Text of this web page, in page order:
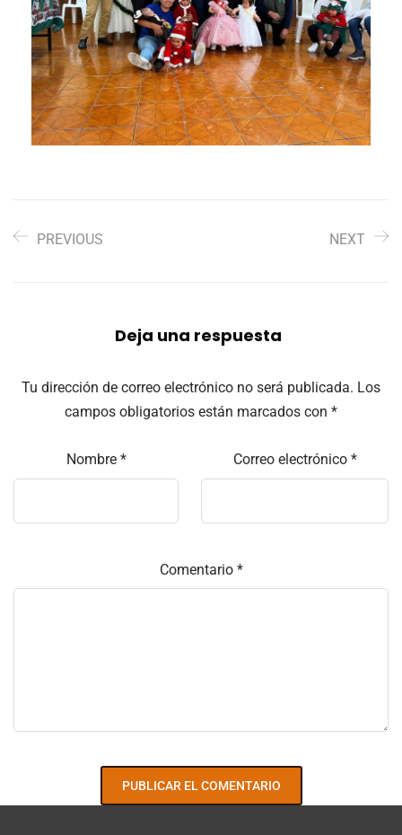
PREVIOUS NEXT
Deja una respuesta
Tu dirección de correo electrónico no será publicada. Los
campos obligatorios están marcados con *
Nombre * Correo electrónico *
Comentario *